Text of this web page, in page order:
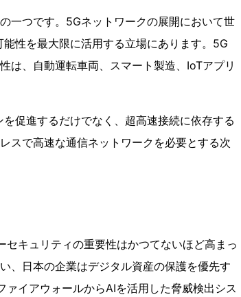
一つです。5Gネットワークの展開において世
性を最大限に活用する立場にあります。5G
は、自動運転車両、スマート製造、IoTアプリ
促進するだけでなく、超高速接続に依存する
スで高速な通信ネットワークを必要とする次
キュリティの重要性はかつてないほど高まっ
、日本の企業はデジタル資産の保護を優先す
イアウォールからAIを活用した脅威検出シス